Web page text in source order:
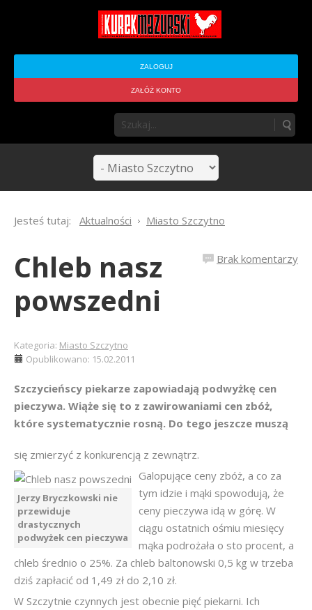
ZALOGUJ
ZAŁÓŻ KONTO
Jesteś tutaj: Aktualności Miasto Szczytno
Brak komentarzy
Chleb nasz
powszedni
Kategoria: Miasto Szczytno
Opublikowano: 15.02.2011
Szczycieńscy piekarze zapowiadają podwyżkę cen
pieczywa. Wiąże się to z zawirowaniami cen zbóż,
które systematycznie rosną. Do tego jeszcze muszą
się zmierzyć z konkurencją z zewnątrz.
Jerzy Bryczkowski nie
przewiduje
drastycznych
podwyżek cen pieczywa
Galopujące ceny zbóż, a co za
tym idzie i mąki spowodują, że
ceny pieczywa idą w górę. W
ciągu ostatnich ośmiu miesięcy
mąka podrożała o sto procent, a
chleb średnio o 25%. Za chleb baltonowski 0,5 kg w trzeba
dziś zapłacić od 1,49 zł do 2,10 zł.
W Szczytnie czynnych jest obecnie pięć piekarni. Ich